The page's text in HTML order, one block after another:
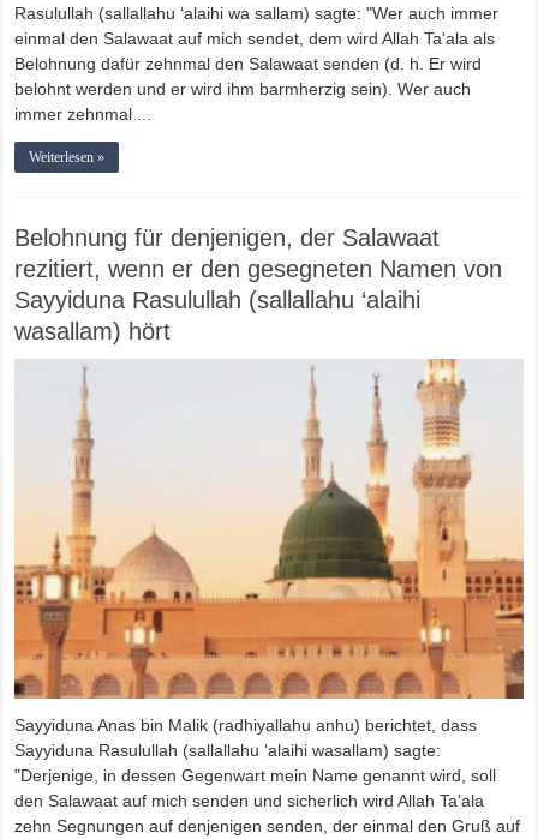
Rasulullah (sallallahu ‘alaihi wa sallam) sagte: "Wer auch immer
einmal den Salawaat auf mich sendet, dem wird Allah Ta'ala als
Belohnung dafür zehnmal den Salawaat senden (d. h. Er wird
belohnt werden und er wird ihm barmherzig sein). Wer auch
immer zehnmal ...
Weiterlesen »
Belohnung für denjenigen, der Salawaat
rezitiert, wenn er den gesegneten Namen von
Sayyiduna Rasulullah (sallallahu ‘alaihi
wasallam) hört
Sayyiduna Anas bin Malik (radhiyallahu anhu) berichtet, dass
Sayyiduna Rasulullah (sallallahu ‘alaihi wasallam) sagte:
"Derjenige, in dessen Gegenwart mein Name genannt wird, soll
den Salawaat auf mich senden und sicherlich wird Allah Ta'ala
zehn Segnungen auf denjenigen senden, der einmal den Gruß auf